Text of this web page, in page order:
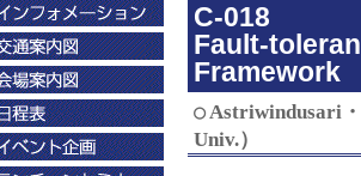
C-018
Fault-
Framework
○Astriwindusari
Univ.）